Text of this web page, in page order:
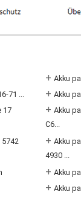
+Akku
71 ... +Akku
17 +Akku
C6...
5742 +Akku
4930 ...
+Akku
+Akku